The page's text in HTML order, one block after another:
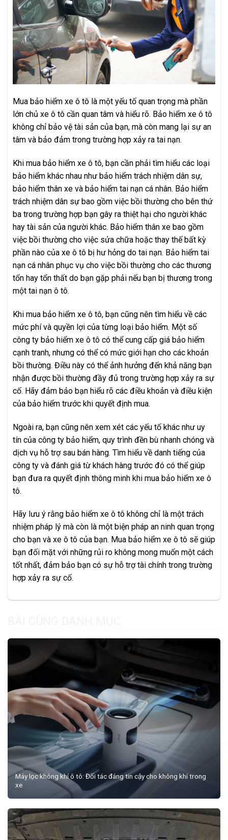
Mua bảo hiểm xe ô tô là một yếu tố quan trọng mà phần
lớn chủ xe ô tô cần quan tâm và hiểu rõ. Bảo hiểm xe ô tô
không chỉ bảo vệ tài sản của bạn, mà còn mang lại sự an
tâm và bảo đảm trong trường hợp xảy ra tai nạn.
Khi mua bảo hiểm xe ô tô, bạn cần phải tìm hiểu các loại
bảo hiểm khác nhau như bảo hiểm trách nhiệm dân sự,
bảo hiểm thân xe và bảo hiểm tai nạn cá nhân. Bảo hiểm
trách nhiệm dân sự bao gồm việc bồi thường cho bên thứ
ba trong trường hợp bạn gây ra thiệt hại cho người khác
hay tài sản của người khác. Bảo hiểm thân xe bao gồm
việc bồi thường cho việc sửa chữa hoặc thay thế bất kỳ
phần nào của xe ô tô bị hư hỏng do tai nạn. Bảo hiểm tai
nạn cá nhân phục vụ cho việc bồi thường cho các thương
tổn hay tổn thất do bạn gặp phải nếu bạn bị thương trong
một tai nạn ô tô.
Khi mua bảo hiểm xe ô tô, bạn cũng nên tìm hiểu về các
mức phí và quyền lợi của từng loại bảo hiểm. Một số
công ty bảo hiểm xe ô tô có thể cung cấp giá bảo hiểm
cạnh tranh, nhưng có thể có mức giới hạn cho các khoản
bồi thường. Điều này có thể ảnh hưởng đến khả năng bạn
nhận được bồi thường đầy đủ trong trường hợp xảy ra sự
cố. Hãy đảm bảo bạn hiểu rõ các điều khoản và điều kiện
của bảo hiểm trước khi quyết định mua.
Ngoài ra, bạn cũng nên xem xét các yếu tố khác như uy
tín của công ty bảo hiểm, quy trình đền bù nhanh chóng và
dịch vụ hỗ trợ sau bán hàng. Tìm hiểu về danh tiếng của
công ty và đánh giá từ khách hàng trước đó có thể giúp
bạn đưa ra quyết định thông minh khi mua bảo hiểm xe ô
tô.
Hãy lưu ý rằng bảo hiểm xe ô tô không chỉ là một trách
nhiệm pháp lý mà còn là một biện pháp an ninh quan trọng
cho bạn và xe ô tô của bạn. Mua bảo hiểm xe ô tô sẽ giúp
bạn đối mặt với những rủi ro không mong muốn một cách
tốt nhất, đảm bảo bạn có sự hỗ trợ tài chính trong trường
hợp xảy ra sự cố.
Máy lọc không khí ô tô: Đối tác đáng tin cậy cho không khí trong
xe